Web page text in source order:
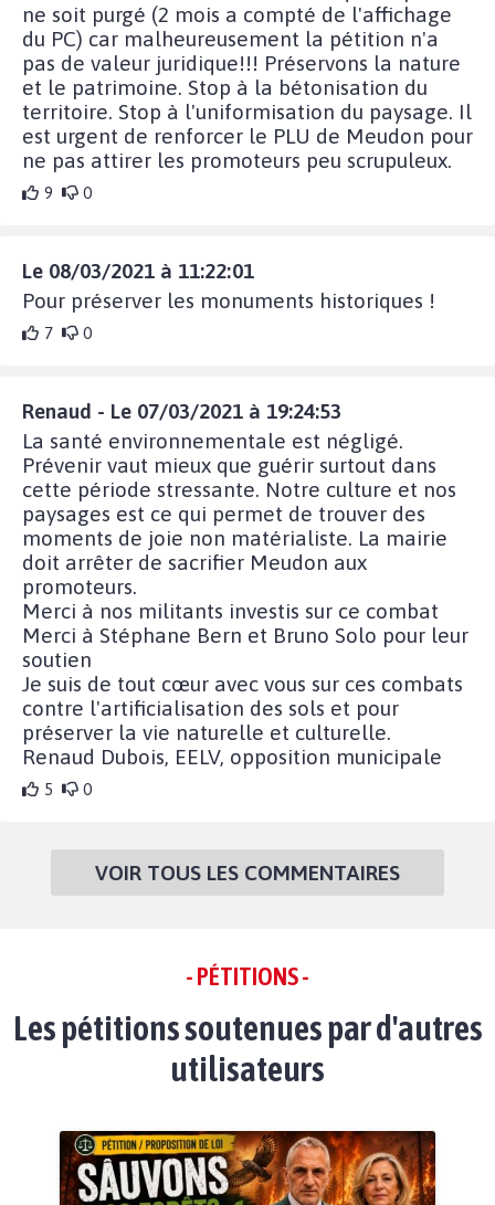
ne soit purgé (2 mois a compté de l'affichage
du PC) car malheureusement la pétition n'a
pas de valeur juridique!!! Préservons la nature
et le patrimoine. Stop à la bétonisation du
territoire. Stop à l'uniformisation du paysage. Il
est urgent de renforcer le PLU de Meudon pour
ne pas attirer les promoteurs peu scrupuleux.
9 0
Le 08/03/2021 à 11:22:01
Pour préserver les monuments historiques !
7 0
Renaud - Le 07/03/2021 à 19:24:53
La santé environnementale est négligé.
Prévenir vaut mieux que guérir surtout dans
cette période stressante. Notre culture et nos
paysages est ce qui permet de trouver des
moments de joie non matérialiste. La mairie
doit arrêter de sacrifier Meudon aux
promoteurs.
Merci à nos militants investis sur ce combat
Merci à Stéphane Bern et Bruno Solo pour leur
soutien
Je suis de tout cœur avec vous sur ces combats
contre l'artificialisation des sols et pour
préserver la vie naturelle et culturelle.
Renaud Dubois, EELV, opposition municipale
5 0
VOIR TOUS LES COMMENTAIRES
- PÉTITIONS -
Les pétitions soutenues par d'autres
utilisateurs